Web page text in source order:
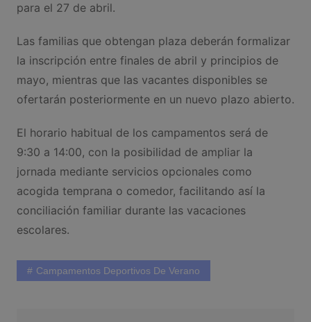
para el 27 de abril.
Las familias que obtengan plaza deberán formalizar
la inscripción entre finales de abril y principios de
mayo, mientras que las vacantes disponibles se
ofertarán posteriormente en un nuevo plazo abierto.
El horario habitual de los campamentos será de
9:30 a 14:00, con la posibilidad de ampliar la
jornada mediante servicios opcionales como
acogida temprana o comedor, facilitando así la
conciliación familiar durante las vacaciones
escolares.
Campamentos Deportivos De Verano